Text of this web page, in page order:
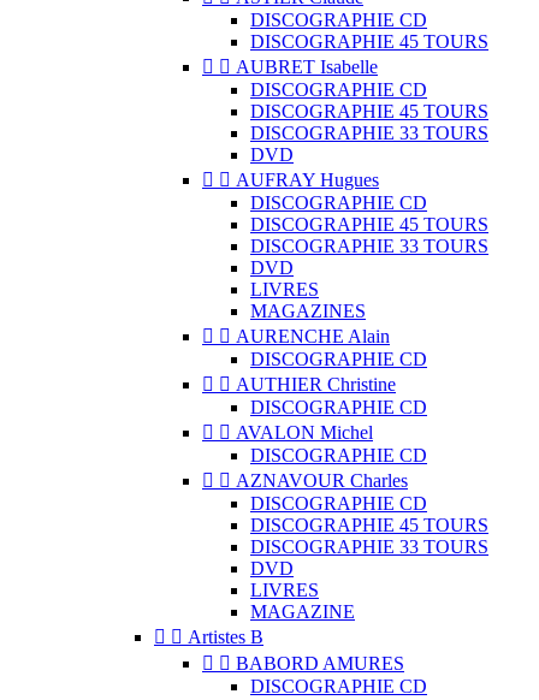
DISCOGRAPHIE CD
DISCOGRAPHIE 45 TOURS
  AUBRET Isabelle
DISCOGRAPHIE CD
DISCOGRAPHIE 45 TOURS
DISCOGRAPHIE 33 TOURS
DVD
  AUFRAY Hugues
DISCOGRAPHIE CD
DISCOGRAPHIE 45 TOURS
DISCOGRAPHIE 33 TOURS
DVD
LIVRES
MAGAZINES
  AURENCHE Alain
DISCOGRAPHIE CD
  AUTHIER Christine
DISCOGRAPHIE CD
  AVALON Michel
DISCOGRAPHIE CD
  AZNAVOUR Charles
DISCOGRAPHIE CD
DISCOGRAPHIE 45 TOURS
DISCOGRAPHIE 33 TOURS
DVD
LIVRES
MAGAZINE
  Artistes B
  BABORD AMURES
DISCOGRAPHIE CD